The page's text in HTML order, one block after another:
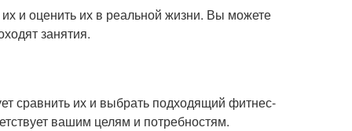
и оценить их в реальной жизни. Вы можете
занятия.
сравнить их и выбрать подходящий фитнес-
вашим целям и потребностям.